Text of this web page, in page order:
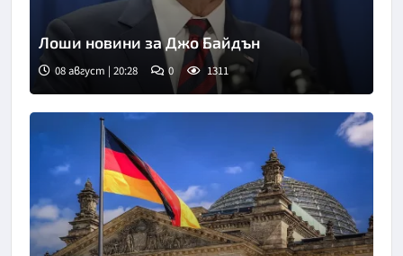
Лоши новини за Джо Байдън
08 август | 20:28 0 1311